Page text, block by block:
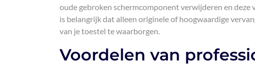
oude gebroken schermcomponent verwijderen en
is belangrijk dat alleen originele of hoogwaardige
van je toestel te waarborgen.
Voordelen van